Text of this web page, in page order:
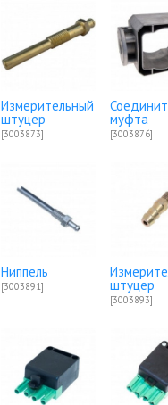
Измерительный
штуцер
[3003873]
муфта
[3003876]
Ниппель
[3003891] штуцер
[3003893]